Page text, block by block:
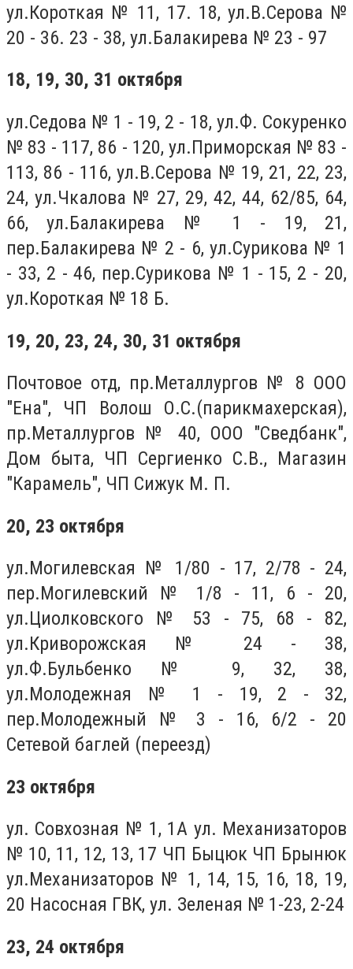
ул.Короткая № 11, 17. 18, ул.В.Серова №
20 - 36. 23 - 38, ул.Балакирева № 23 - 97
18, 19, 30, 31 октября
ул.Седова № 1 - 19, 2 - 18, ул.Ф. Сокуренко
№ 83 - 117, 86 - 120, ул.Приморская № 83 -
113, 86 - 116, ул.В.Серова № 19, 21, 22, 23,
24, ул.Чкалова № 27, 29, 42, 44, 62/85, 64,
66, ул.Балакирева № 1 - 19, 21,
пер.Балакирева № 2 - 6, ул.Сурикова № 1
- 33, 2 - 46, пер.Сурикова № 1 - 15, 2 - 20,
ул.Короткая № 18 Б.
19, 20, 23, 24, 30, 31 октября
Почтовое отд, пр.Металлургов № 8 ООО
"Ена", ЧП Волош О.С.(парикмахерская),
пр.Металлургов № 40, ООО "Сведбанк",
Дом быта, ЧП Сергиенко С.В., Магазин
"Карамель", ЧП Сижук М. П.
20, 23 октября
ул.Могилевская № 1/80 - 17, 2/78 - 24,
пер.Могилевский № 1/8 - 11, 6 - 20,
ул.Циолковского № 53 - 75, 68 - 82,
ул.Криворожская № 24 - 38,
ул.Ф.Бульбенко № 9, 32, 38,
ул.Молодежная № 1 - 19, 2 - 32,
пер.Молодежный № 3 - 16, 6/2 - 20
Сетевой баглей (переезд)
23 октября
ул. Совхозная № 1, 1А ул. Механизаторов
№ 10, 11, 12, 13, 17 ЧП Быцюк ЧП Брынюк
ул.Механизаторов № 1, 14, 15, 16, 18, 19,
20 Насосная ГВК, ул. Зеленая № 1-23, 2-24
23, 24 октября